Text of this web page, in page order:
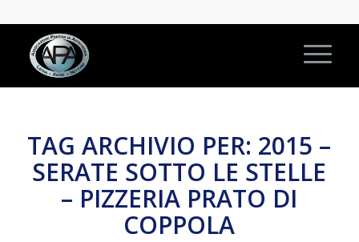
TAG ARCHIVIO PER: 2015 –
SERATE SOTTO LE STELLE
– PIZZERIA PRATO DI
COPPOLA